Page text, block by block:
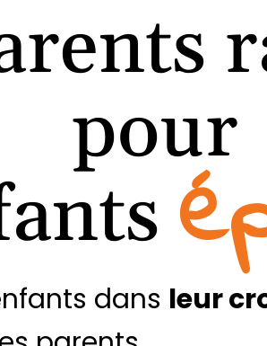
pour
dans leur